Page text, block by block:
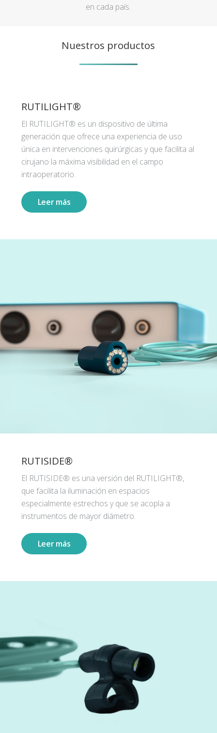
en cada país.
Nuestros productos
RUTILIGHT®
El RUTILIGHT® es un dispositivo de última
generación que ofrece una experiencia de uso
única en intervenciones quirúrgicas y que facilita al
cirujano la máxima visibilidad en el campo
intraoperatorio.
Leer más
RUTISIDE®
El RUTISIDE® es una versión del RUTILIGHT®,
que facilita la iluminación en espacios
especialmente estrechos y que se acopla a
instrumentos de mayor diámetro.
Leer más